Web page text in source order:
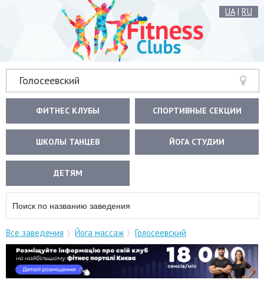
UA| RU
Голосеевский
ФИТНЕС КЛУБЫ СПОРТИВНЫЕ СЕКЦИИ
ШКОЛЫ ТАНЦЕВ ЙОГА СТУДИИ
ДЕТЯМ
Все заведения Йога массаж Голосеевский